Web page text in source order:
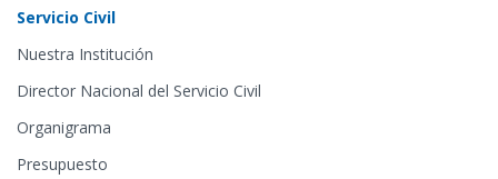
Servicio Civil
Nuestra Institución
Director Nacional del Servicio Civil
Organigrama
Presupuesto